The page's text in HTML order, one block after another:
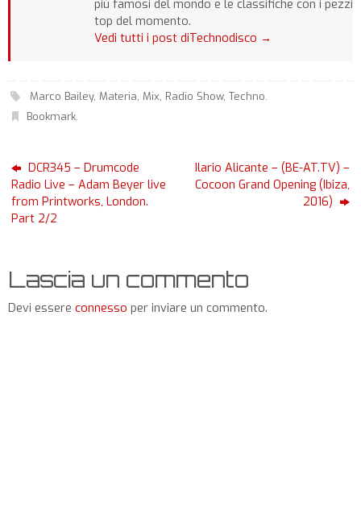
più famosi del mondo e le classifiche con i pezzi
top del momento.
Vedi tutti i post diTechnodisco →
Marco Bailey, Materia, Mix, Radio Show, Techno.
Bookmark.
DCR345 – Drumcode
Radio Live – Adam Beyer live
from Printworks, London.
Part 2/2
Ilario Alicante – (BE-AT.TV) –
Cocoon Grand Opening (Ibiza,
2016)
Lascia un commento
Devi essere connesso per inviare un commento.